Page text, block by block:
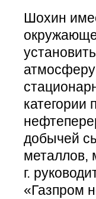
Шохин
категории
добычей
металлов,
г.
«Газпром